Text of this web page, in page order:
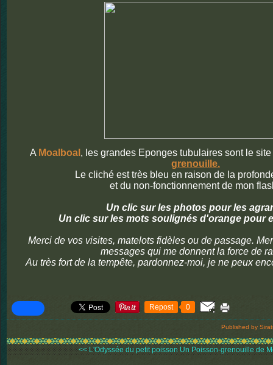
A Moalboal , les grandes Eponges tubulaires sont le
grenouille.
Le cliché est très bleu en raison de la
et du non-fonctionnement de mon
Un clic sur les photos pour les
Un clic sur les mots soulignés d'orange pour
Merci de vos visites, matelots fidèles ou de passage.
messages qui me donnent la force de
Au très fort de la tempête, pardonnez-moi, je ne peux
Repost 0
Published by
<< L'Odyssée du petit poisson Un Poisson-grenouille de